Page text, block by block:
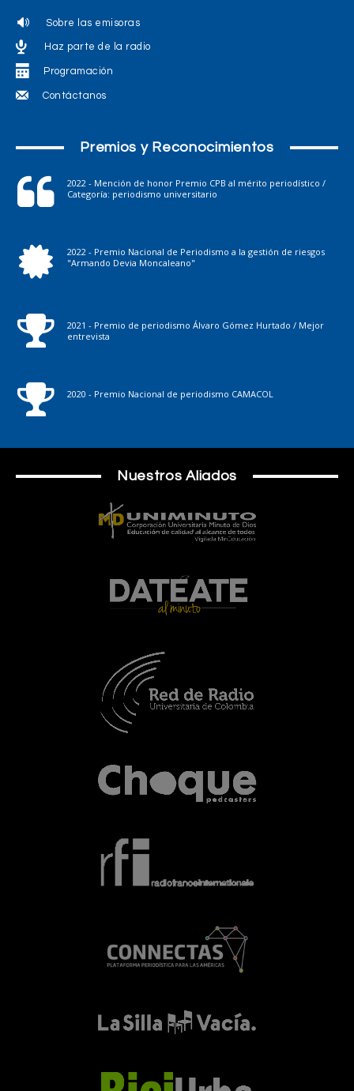
Sobre las emisoras
Haz parte de la radio
Programación
Contáctanos
Premios y Reconocimientos
2022 - Mención de honor Premio CPB al mérito periodístico /
Categoría: periodismo universitario
2022 - Premio Nacional de Periodismo a la gestión de riesgos
"Armando Devia Moncaleano"
2021 - Premio de periodismo Álvaro Gómez Hurtado / Mejor
entrevista
2020 - Premio Nacional de periodismo CAMACOL
Nuestros Aliados